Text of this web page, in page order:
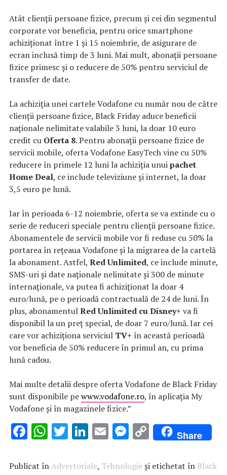
Atât clienții persoane fizice, precum și cei din segmentul
corporate vor beneficia, pentru orice smartphone
achiziționat între 1 și 15 noiembrie, de asigurare de
ecran inclusă timp de 3 luni. Mai mult, abonații persoane
fizice primesc și o reducere de 50% pentru serviciul de
transfer de date.
La achiziția unei cartele Vodafone cu număr nou de către
clienții persoane fizice, Black Friday aduce beneficii
naționale nelimitate valabile 3 luni, la doar 10 euro
credit cu Oferta 8. Pentru abonații persoane fizice de
servicii mobile, oferta Vodafone EasyTech vine cu 50%
reducere în primele 12 luni la achiziția unui pachet
Home Deal, ce include televiziune și internet, la doar
3,5 euro pe lună.
Iar în perioada 6-12 noiembrie, oferta se va extinde cu o
serie de reduceri speciale pentru clienții persoane fizice.
Abonamentele de servicii mobile vor fi reduse cu 50% la
portarea în rețeaua Vodafone și la migrarea de la cartelă
la abonament. Astfel, Red Unlimited, ce include minute,
SMS-uri și date naționale nelimitate și 300 de minute
internaționale, va putea fi achiziționat la doar 4
euro/lună, pe o perioadă contractuală de 24 de luni. În
plus, abonamentul Red Unlimited cu Disney+ va fi
disponibil la un preț special, de doar 7 euro/lună. Iar cei
care vor achiziționa serviciul TV+ în această perioadă
vor beneficia de 50% reducere în primul an, cu prima
lună cadou.
Mai multe detalii despre oferta Vodafone de Black Friday
sunt disponibile pewww.vodafone.ro, în aplicația My
Vodafone și în magazinele fizice.”
F
e
W
at
T
it
Li
k
E
ai
M
se
C
o
p
Share
Publicat înAdvertoriale, Tehnologieși etichetat în Black